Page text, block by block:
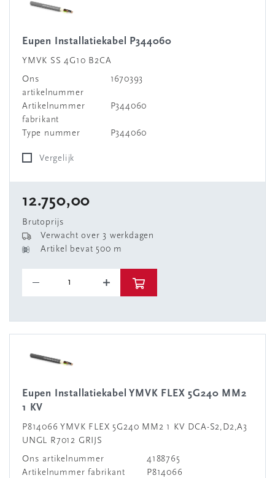
Eupen Installatiekabel P344060
YMVK SS 4G10 B2CA
Ons
artikelnummer
1670393
Artikelnummer
fabrikant
P344060
Type nummer P344060
Vergelijk
12.750,00
Brutoprijs
Verwacht over 3 werkdagen
Artikel bevat 500 m
Eupen Installatiekabel YMVK FLEX 5G240 MM2
1 KV
P814066 YMVK FLEX 5G240 MM2 1 KV DCA-S2,D2,A3
UNGL R7012 GRIJS
Ons artikelnummer
4188765
Artikelnummer fabrikant
P814066